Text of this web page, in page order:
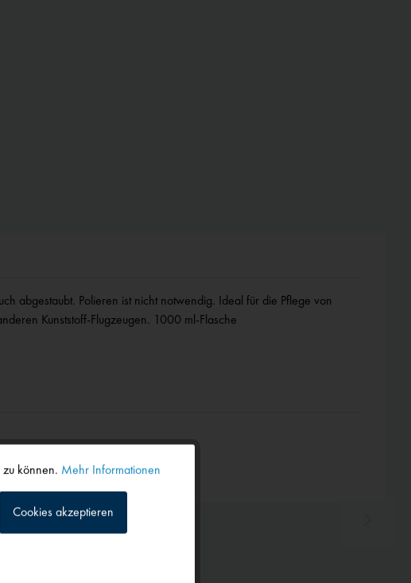
Kunststoff-Flugzeugen. 1000 ml-Flasche
Inaktiv
können. Mehr Informationen
Cookies akzeptieren